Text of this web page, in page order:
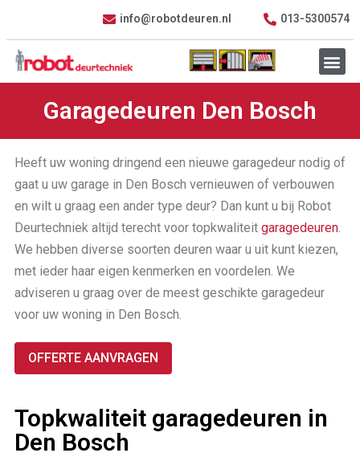
info@robotdeuren.nl 013-5300574
Garagedeuren Den Bosch
Heeft uw woning dringend een nieuwe garagedeur nodig of
gaat u uw garage in Den Bosch vernieuwen of verbouwen
en wilt u graag een ander type deur? Dan kunt u bij Robot
Deurtechniek altijd terecht voor topkwaliteit garagedeuren.
We hebben diverse soorten deuren waar u uit kunt kiezen,
met ieder haar eigen kenmerken en voordelen. We
adviseren u graag over de meest geschikte garagedeur
voor uw woning in Den Bosch.
OFFERTE AANVRAGEN
Topkwaliteit garagedeuren in
Den Bosch